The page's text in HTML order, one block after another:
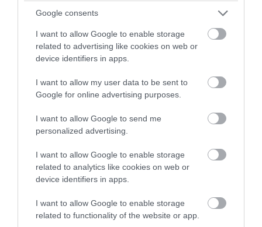
Google consents
I want to allow Google to enable storage
related to advertising like cookies on web or
device identifiers in apps.
I want to allow my user data to be sent to
Google for online advertising purposes.
I want to allow Google to send me
personalized advertising.
I want to allow Google to enable storage
related to analytics like cookies on web or
device identifiers in apps.
I want to allow Google to enable storage
related to functionality of the website or app.
Bennu: Ο αστεροειδής που θα μπορούσε
κάποτε να αλλάξει την ιστορία της Γης
07.08.2026 | 08:05
PRONEWS.GR /ΔΙΑΣΤΗΜΑ